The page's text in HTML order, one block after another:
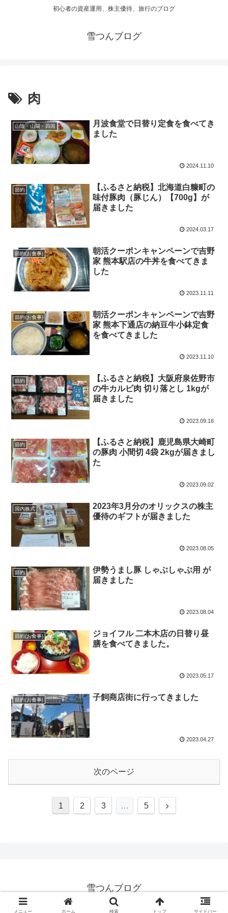
初心者の資産運用、株主優待、旅行のブログ
雪つんブログ
肉
山陰・山陽・四国
月波食堂で日替り定食を食べてき
ました
2024.11.10
節約
【ふるさと納税】北海道白糠町の
味付豚肉（豚じん）【700g】が
届きました
2024.03.17
節約(お食事)
朝活クーポンキャンペーンで吉野
家 熊本駅店の牛丼を食べてきま
した
2023.11.11
節約(お食事)
朝活クーポンキャンペーンで吉野
家 熊本下通店の納豆牛小鉢定食
を食べてきました
2023.11.10
節約
【ふるさと納税】大阪府泉佐野市
の牛カルビ肉 切り落とし 1kgが
届きました
2023.09.16
節約
【ふるさと納税】鹿児島県大崎町
の豚肉 小間切 4袋 2kgが届きまし
た
2023.09.02
国内株式
2023年3月分のオリックスの株主
優待のギフトが届きました
2023.08.05
節約
伊勢うまし豚 しゃぶしゃぶ用 が
届きました
2023.08.04
節約(お食事)
ジョイフル 二本木店の日替り昼
膳を食べてきました。
2023.05.17
節約(お食事) 子飼商店街に行ってきました
2023.04.27
次のページ
1 2 3 … 5
次
雪つんブログ
© 2020 雪つんブログ.
メニュー ホーム 検索 トップ サイドバー